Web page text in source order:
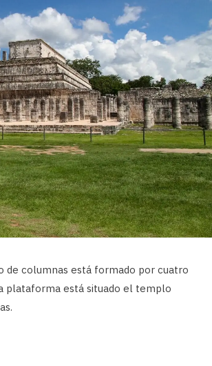
de columnas está formado por cuatro
plataforma está situado el templo